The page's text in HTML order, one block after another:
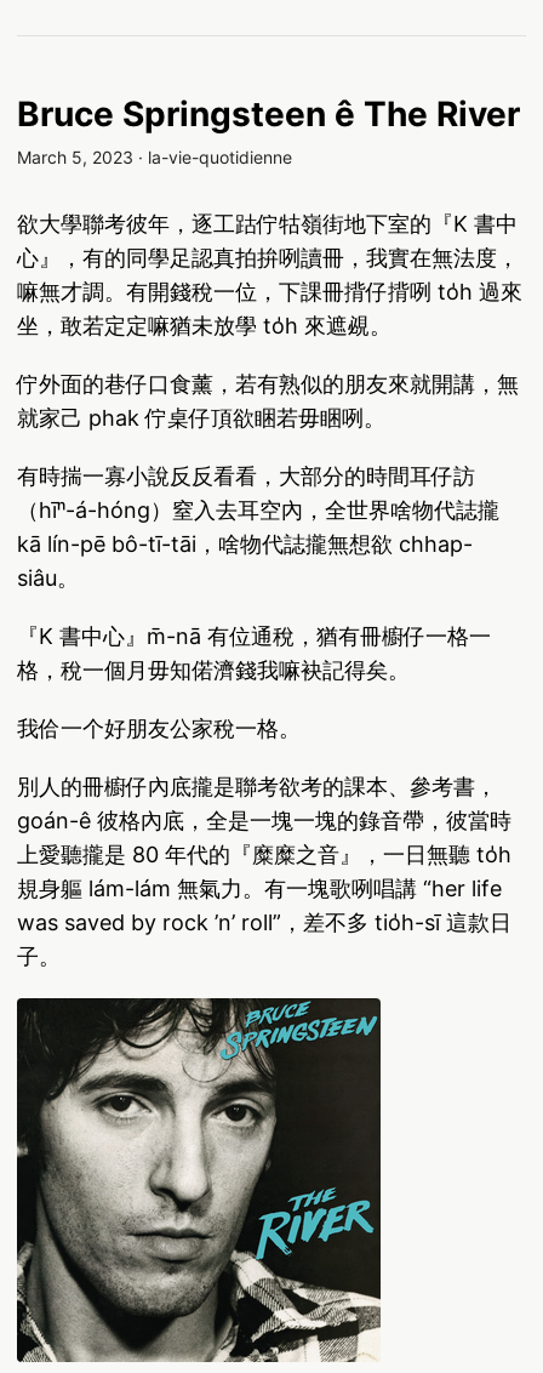
Bruce Springsteen ê The River
March 5, 2023 · la-vie-quotidienne
欲大學聯考彼年，逐工跍佇牯嶺街地下室的『K 書中
心』，有的同學足認真拍拚咧讀冊，我實在無法度，
嘛無才調。有開錢稅一位，下課冊揹仔揹咧 to̍h 過來
坐，敢若定定嘛猶未放學 to̍h 來遮覕。
佇外面的巷仔口食薰，若有熟似的朋友來就開講，無
就家己 phak 佇桌仔頂欲睏若毋睏咧。
有時揣一寡小說反反看看，大部分的時間耳仔訪
（hīⁿ-á-hóng）窒入去耳空內，全世界啥物代誌攏
kā lín-pē bô-tī-tāi，啥物代誌攏無想欲 chhap-
siâu。
『K 書中心』m̄-nā 有位通稅，猶有冊櫥仔一格一
格，稅一個月毋知偌濟錢我嘛袂記得矣。
我佮一个好朋友公家稅一格。
別人的冊櫥仔內底攏是聯考欲考的課本、參考書，
goán-ê 彼格內底，全是一塊一塊的錄音帶，彼當時
上愛聽攏是 80 年代的『糜糜之音』，一日無聽 to̍h
規身軀 lám-lám 無氣力。有一塊歌咧唱講 “her life
was saved by rock ’n’ roll”，差不多 tio̍h-sī 這款日
子。